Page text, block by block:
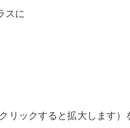
スに
ックすると拡大します）